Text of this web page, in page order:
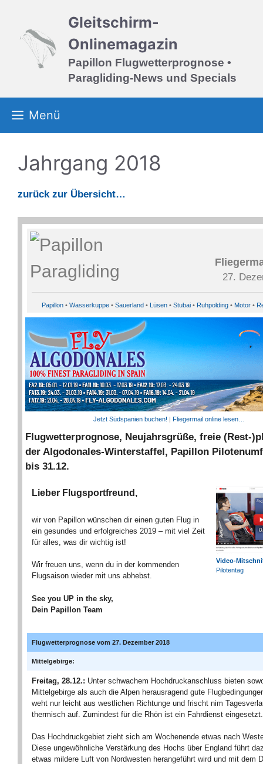
springen
Gleitschirm-
Onlinemagazin
Papillon Flugwetterprognose •
Paragliding-News und Specials
Menü
Jahrgang 2018
zurück zur Übersicht…
27.
Papillon• Wasserkuppe• Sauerland• Lüsen• Stubai• Ruhpolding• Motor•
Jetzt Südspanien buchen! | Fliegermail online lesen…
Flugwetterprognose, Neujahrsgrüße, freie (Rest-
der Algodonales-Winterstaffel, Papillon
bis 31.12.
Lieber Flugsportfreund,
wir von Papillon wünschen dir einen guten Flug in
ein gesundes und erfolgreiches 2019 – mit viel Zeit
für alles, was dir wichtig ist!
Wir freuen uns, wenn du in der kommenden
Flugsaison wieder mit uns abhebst.
See you UP in the sky,
Dein Papillon Team
Video-
Pilotentag
Flugwetterprognose vom 27. Dezember 2018
Mittelgebirge:
Freitag, 28.12.: Unter schwachem Hochdruckanschluss bieten
Mittelgebirge als auch die Alpen herausragend gute
weht nur leicht aus westlichen Richtunge und frischt nim
thermisch auf. Zumindest für die Rhön ist ein Fahrdienst eingesetzt.
Das Hochdruckgebiet zieht sich am Wochenende etwas nach
Diese ungewöhnliche Verstärkung des Hochs über England führt
etwas mildere Luft von Nordwesten herangeführt wird und mit dem